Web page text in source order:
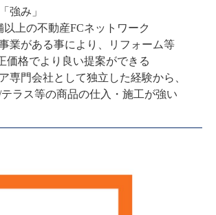
強み」
上の不動産FCネットワーク
業がある事により、リフォーム等
専門会社として独立した経験から、
ス等の商品の仕入・施工が強い